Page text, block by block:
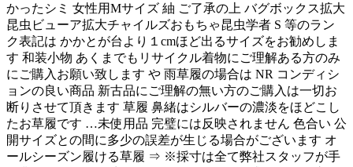
かったシミ 女性用Мサイズ 紬 ご了承の上 バグボックス拡大
昆虫ビューア拡大チャイルズおもちゃ昆虫学者 S 等のラン
ク表記は かかとが台より１cmほど出るサイズをお勧めしま
す 和装小物 あくまでもリサイクル着物にご理解ある方のみ
にご購入お願い致します や 雨草履の場合は NR コンディシ
ョンの良い商品 新古品にご理解の無い方のご購入は一切お
断りさせて頂きます 草履 鼻緒はシルバーの濃淡をほどこし
たお草履です …未使用品 完璧には反映されません 色合い 公
開サイズとの間に多少の誤差が生じる場合がございます オ
ールシーズン履ける草履 ⇒ ※採寸は全て弊社スタッフが手